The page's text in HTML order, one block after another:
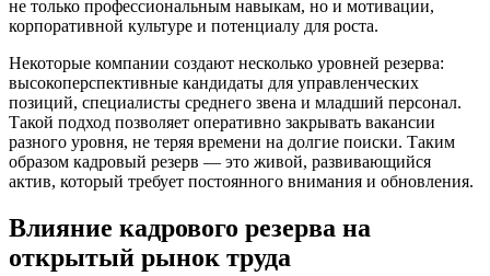
не только профессиональным навыкам, но и мотивации,
корпоративной культуре и потенциалу для роста.
Некоторые компании создают несколько уровней резерва:
высокоперспективные кандидаты для управленческих
позиций, специалисты среднего звена и младший персонал.
Такой подход позволяет оперативно закрывать вакансии
разного уровня, не теряя времени на долгие поиски. Таким
образом кадровый резерв — это живой, развивающийся
актив, который требует постоянного внимания и обновления.
Влияние кадрового резерва на
открытый рынок труда